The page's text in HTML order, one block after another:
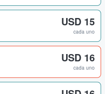
USD 15
cada uno
USD 16
cada uno